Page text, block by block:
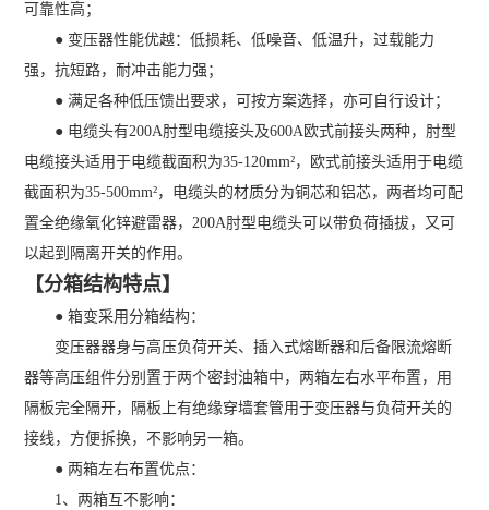
可靠性高；
● 变压器性能优越：低损耗、低噪音、低温升，过载能力
强，抗短路，耐冲击能力强；
● 满足各种低压馈出要求，可按方案选择，亦可自行设计；
● 电缆头有200A肘型电缆接头及600A欧式前接头两种，肘型
电缆接头适用于电缆截面积为35-120mm²，欧式前接头适用于电缆
截面积为35-500mm²，电缆头的材质分为铜芯和铝芯，两者均可配
置全绝缘氧化锌避雷器，200A肘型电缆头可以带负荷插拔，又可
以起到隔离开关的作用。
【分箱结构特点】
● 箱变采用分箱结构：
变压器器身与高压负荷开关、插入式熔断器和后备限流熔断
器等高压组件分别置于两个密封油箱中，两箱左右水平布置，用
隔板完全隔开，隔板上有绝缘穿墙套管用于变压器与负荷开关的
接线，方便拆换，不影响另一箱。
● 两箱左右布置优点：
1、两箱互不影响：